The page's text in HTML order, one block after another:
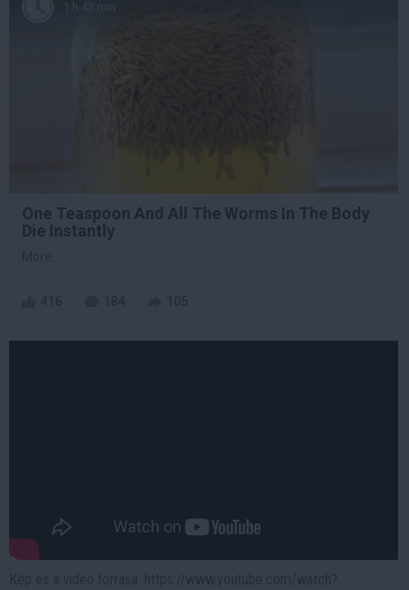
One Teaspoon And All The Worms In The Body
Die Instantly
More